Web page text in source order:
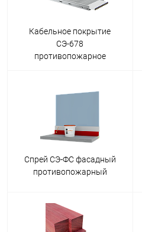
Кабельное покрытие
СЭ-678
противопожарное
Спрей СЭ-ФС фасадный
противопожарный